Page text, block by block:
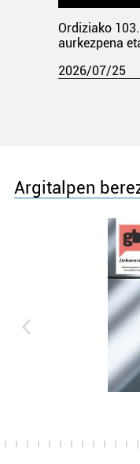
Ordiziako
aurkezpena
2026/07/25
Argitalpen